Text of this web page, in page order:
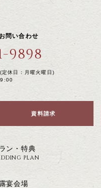
問い合わせ
9898
休日：月曜火曜日)
資料請求
ン・特典
PLAN
宴会場